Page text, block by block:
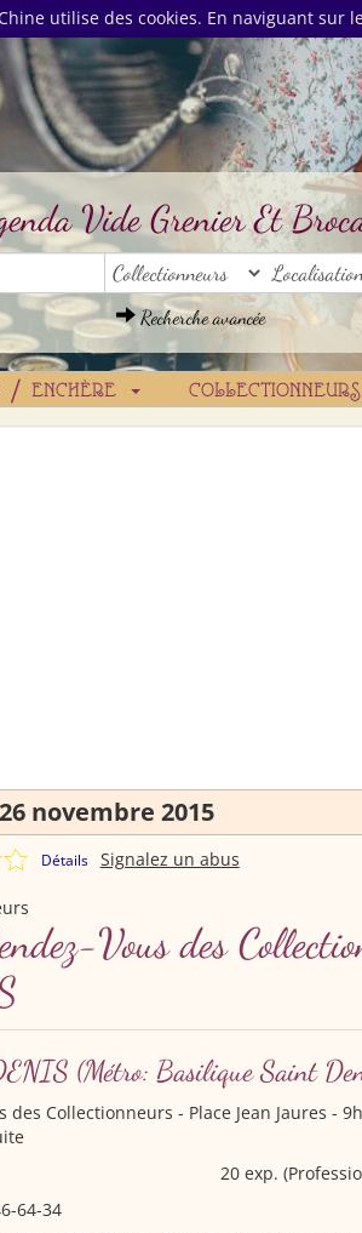
utilise des cookies. En naviguant sur
Vide Grenier Et
Recherche avancée
/ ENCHÈRE COLLECTIONNEURS
novembre 2015
Détails Signalez un abus
Vous des
(Métro: Basilique Saint
des Collectionneurs - Place Jean Jaures -
20 exp.
64-34